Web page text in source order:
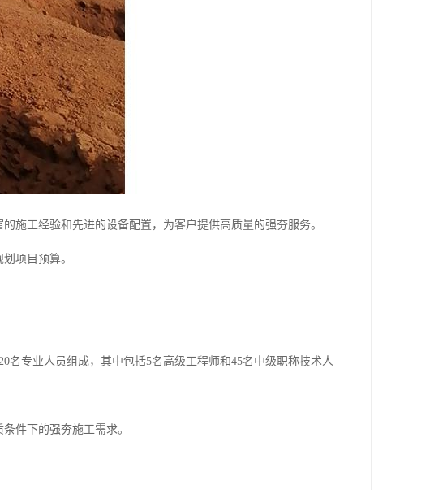
施工经验和先进的设备配置，为客户提供高质量的强夯服务。
项目预算。
专业人员组成，其中包括5名高级工程师和45名中级职称技术人
件下的强夯施工需求。